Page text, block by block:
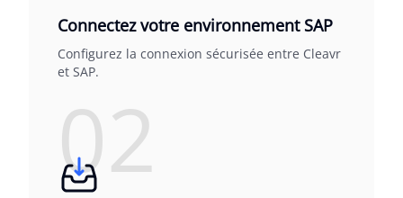
Connectez votre environnement SAP
Configurez la connexion sécurisée entre Cleavr
et SAP.
02